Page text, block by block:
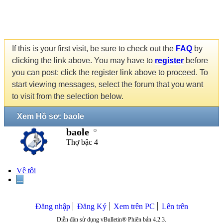
If this is your first visit, be sure to check out the FAQ by
clicking the link above. You may have to register before
you can post: click the register link above to proceed. To
start viewing messages, select the forum that you want
to visit from the selection below.
Xem Hồ sơ: baole
baole
Thợ bậc 4
Về tôi
...
Đăng nhập Đăng Ký Xem trên PC Lên trên
Diễn đàn sử dụng vBulletin® Phiên bản 4.2.3.